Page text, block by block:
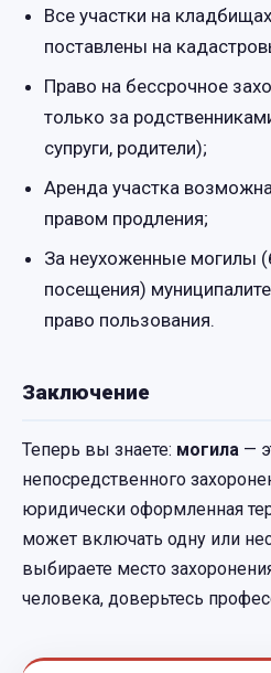
Все участки на
поставлены на
Право на бессрочное
только за
супруги, родители);
Аренда участка
правом продления;
За неухоженные могилы
посещения)
право пользования.
Заключение
Теперь вы знаете: могила —
непосредственного
юридически оформленная
может включать одну или
выбираете место
человека, доверьтесь